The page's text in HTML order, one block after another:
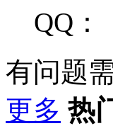
QQ：
有问题
更多 热